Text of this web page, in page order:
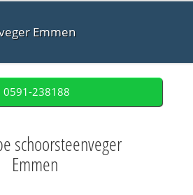
Emmen
0591-238188
schoorsteenveger
Emmen